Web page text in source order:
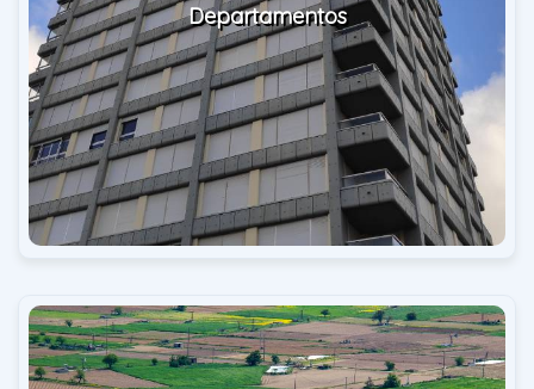
Departamentos